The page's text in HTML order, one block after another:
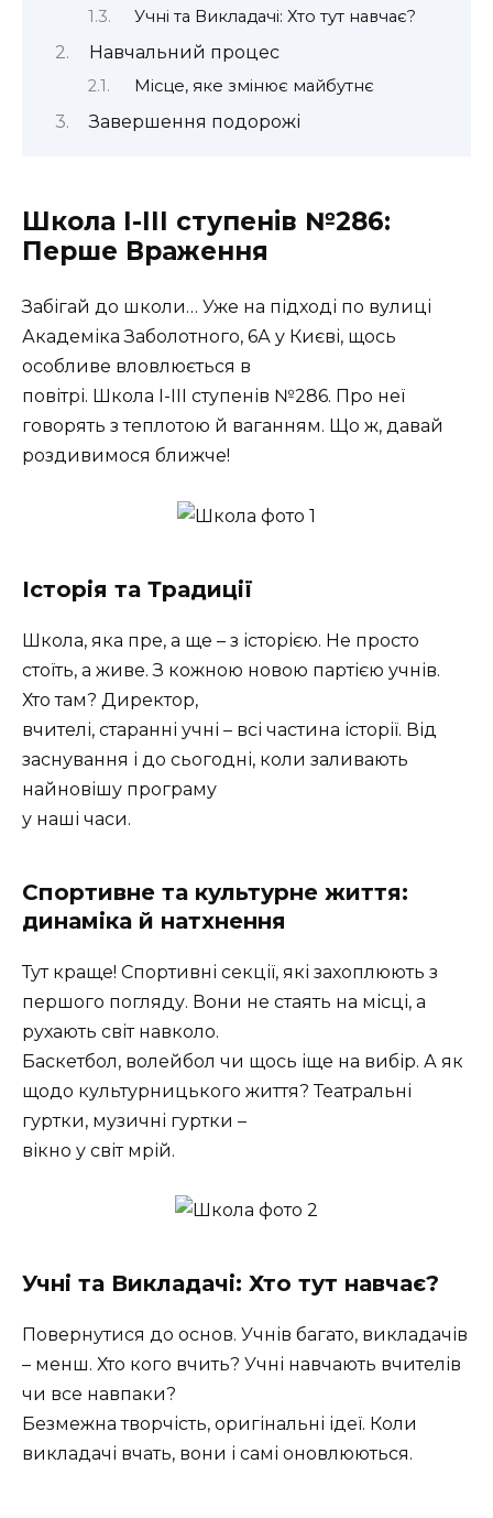
Учні та Викладачі: Хто тут навчає?
Навчальний процес
Місце, яке змінює майбутнє
Завершення подорожі
Школа І-ІІІ ступенів №286:
Перше Враження
Забігай до школи… Уже на підході по вулиці
Академіка Заболотного, 6А у Києві, щось
особливе вловлюється в
повітрі. Школа І-ІІІ ступенів №286. Про неї
говорять з теплотою й ваганням. Що ж, давай
роздивимося ближче!
Історія та Традиції
Школа, яка пре, а ще – з історією. Не просто
стоїть, а живе. З кожною новою партією учнів.
Хто там? Директор,
вчителі, старанні учні – всі частина історії. Від
заснування і до сьогодні, коли заливають
найновішу програму
у наші часи.
Спортивне та культурне життя:
динаміка й натхнення
Тут краще! Спортивні секції, які захоплюють з
першого погляду. Вони не стаять на місці, а
рухають світ навколо.
Баскетбол, волейбол чи щось іще на вибір. А як
щодо культурницького життя? Театральні
гуртки, музичні гуртки –
вікно у світ мрій.
Учні та Викладачі: Хто тут навчає?
Повернутися до основ. Учнів багато, викладачів
– менш. Хто кого вчить? Учні навчають вчителів
чи все навпаки?
Безмежна творчість, оригінальні ідеї. Коли
викладачі вчать, вони і самі оновлюються.